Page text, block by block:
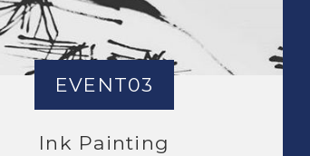
EVENT03
Ink Painting